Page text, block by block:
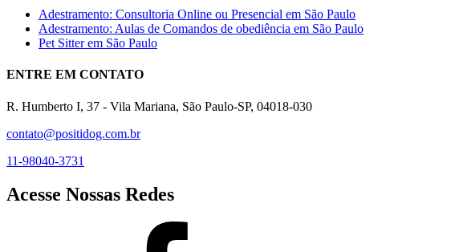
Adestramento: Consultoria Online ou Presencial em São Paulo
Adestramento: Aulas de Comandos de obediência em São Paulo
Pet Sitter em São Paulo
ENTRE EM CONTATO
R. Humberto I, 37 - Vila Mariana, São Paulo-SP, 04018-030
contato@positidog.com.br
11-98040-3731
Acesse Nossas Redes